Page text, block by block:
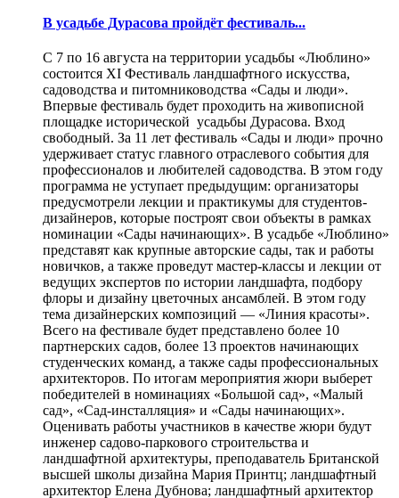
В усадьбе Дурасова пройдёт фестиваль...
С 7 по 16 августа на территории усадьбы «Люблино»
состоится XI Фестиваль ландшафтного искусства,
садоводства и питомниководства «Сады и люди».
Впервые фестиваль будет проходить на живописной
площадке исторической усадьбы Дурасова. Вход
свободный. За 11 лет фестиваль «Сады и люди» прочно
удерживает статус главного отраслевого события для
профессионалов и любителей садоводства. В этом году
программа не уступает предыдущим: организаторы
предусмотрели лекции и практикумы для студентов-
дизайнеров, которые построят свои объекты в рамках
номинации «Сады начинающих». В усадьбе «Люблино»
представят как крупные авторские сады, так и работы
новичков, а также проведут мастер-классы и лекции от
ведущих экспертов по истории ландшафта, подбору
флоры и дизайну цветочных ансамблей. В этом году
тема дизайнерских композиций — «Линия красоты».
Всего на фестивале будет представлено более 10
партнерских садов, более 13 проектов начинающих
студенческих команд, а также сады профессиональных
архитекторов. По итогам мероприятия жюри выберет
победителей в номинациях «Большой сад», «Малый
сад», «Сад-инсталляция» и «Сады начинающих».
Оценивать работы участников в качестве жюри будут
инженер садово-паркового строительства и
ландшафтной архитектуры, преподаватель Британской
высшей школы дизайна Мария Принтц; ландшафтный
архитектор Елена Дубнова; ландшафтный архитектор